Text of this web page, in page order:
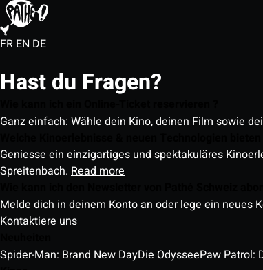
FR EN DE
Hast du Fragen?
Ganz einfach: Wähle dein Kino, deinen Film sowie
Geniesse ein einzigartiges und spektakuläres
Spreitenbach. Read more
Melde dich in deinem Konto an oder lege ein neues
Kontaktiere uns
Spider-Man: Brand New DayDie OdysseePaw Patrol: